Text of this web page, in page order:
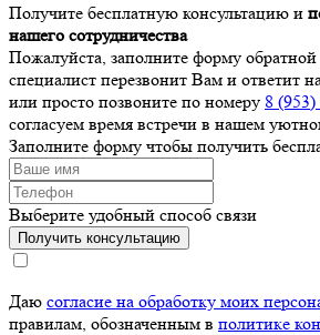
Получите бесплатную консультацию и
нашего сотрудничества
Пожалуйста, заполните форму
специалист перезвонит Вам и ответит
или просто позвоните по номеру 8
согласуем время встречи в нашем
Заполните форму чтобы получить
Выберите удобный способ связи
Получить консультацию
Даю согласие на обработку моих
правилам, обозначенным в политике